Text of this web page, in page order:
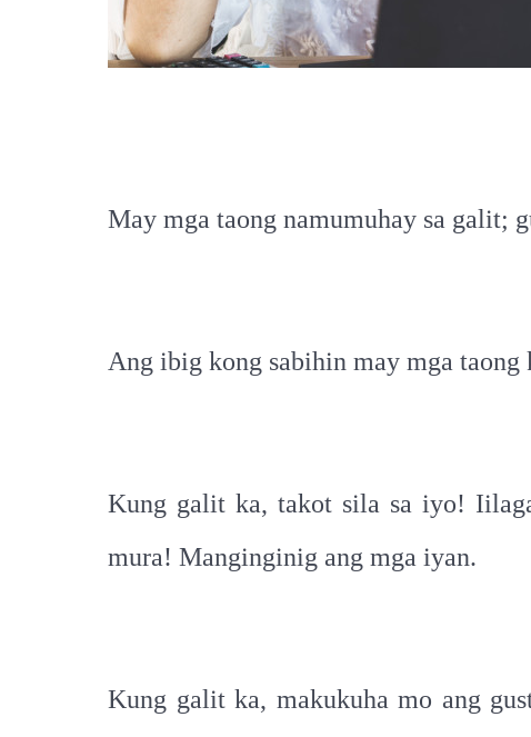
May mga taong namumuhay sa galit;
Ang ibig kong sabihin may mga
Kung galit ka, takot sila sa iyo!
mura! Manginginig ang mga iyan.
Kung galit ka, makukuha mo ang